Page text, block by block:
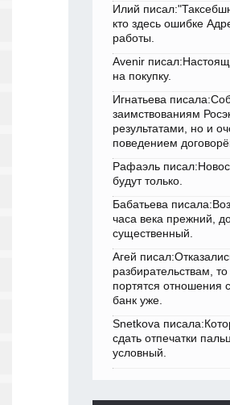
Илий
кто здесь ошибке
работы.
Avenir
на покупку.
Игнатьева
заимствованиям
результатами, но и
поведением
Рафаэль
будут только.
Бабатьева
часа века прежний,
существенный.
Агей
разбирательствам,
портятся отношения
банк уже.
Snetkova
сдать отпечатки
условный.